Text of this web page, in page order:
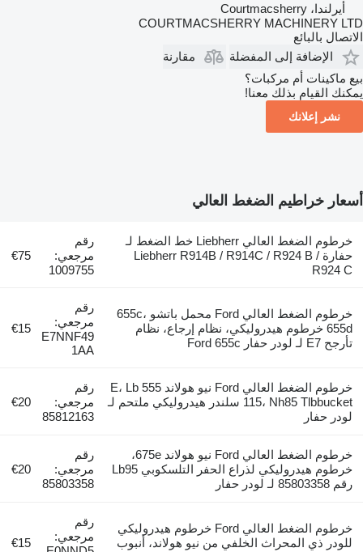
أيرلندا، Courtmacsherry
COURTMACSHERRY MACHINERY LTD
الاتصال بالبائع
الإضافة إلى المفضلة
مقارنة
بيع ماكينات أم مركبات؟
يمكنك القيام بذلك معنا!
نشر إعلانك
أسعار خراطيم الضغط العالي
خرطوم الضغط العالي Liebherr خط الضغط لـ
حفارة Liebherr R914B / R914C / R924 B /
R924 C
رقم
مرجعي:
1009755
€75
خرطوم الضغط العالي Ford محمل باتشو 655c،
655d خرطوم هيدروليكي، نظام إرجاع، نظام
تأرجح E7 لـ لودر حفار Ford 655c
رقم
مرجعي:
E7NNF49
1AA
€15
خرطوم الضغط العالي Ford نيو هولاند 555 E، Lb
115، Nh85 Tlbbucket سلندر هيدروليكي ملتحم لـ
لودر حفار
رقم
مرجعي:
85812163
€20
خرطوم الضغط العالي Ford نيو هولاند 675e،
خرطوم هيدروليكي لذراع الحفر التلسكوبي Lb95
رقم 85803358 لـ لودر حفار
رقم
مرجعي:
85803358
€20
خرطوم الضغط العالي Ford خرطوم هيدروليكي
للودر ذي المحراث الخلفي من نيو هولاند، أنبوب
رقم
مرجعي:
€15